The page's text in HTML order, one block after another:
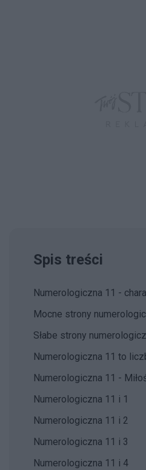
Spis treści
Numerologiczna 11 -
Mocne strony
Słabe strony
Numerologiczna 11 to
Numerologiczna 11 -
Numerologiczna 11 i 1
Numerologiczna 11 i 2
Numerologiczna 11 i 3
Numerologiczna 11 i 4